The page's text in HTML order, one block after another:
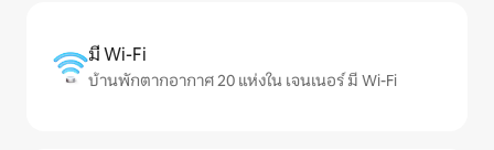
มี Wi-Fi
บ้านพักตากอากาศ 20 แห่งใน เจนเนอร์ มี Wi-Fi